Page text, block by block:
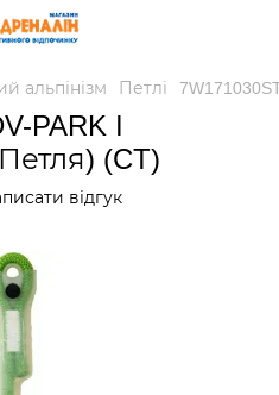
альпінізм Петлі
PARK I
(CT)
відгук